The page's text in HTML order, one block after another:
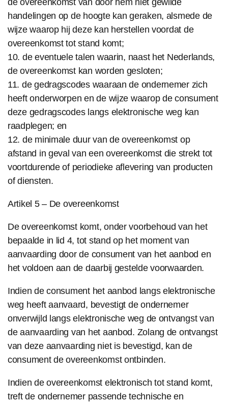
handelingen op de hoogte kan geraken, alsmede de
wijze waarop hij deze kan herstellen voordat de
overeenkomst tot stand komt;
10. de eventuele talen waarin, naast het Nederlands,
de overeenkomst kan worden gesloten;
11. de gedragscodes waaraan de ondernemer zich
heeft onderworpen en de wijze waarop de consument
deze gedragscodes langs elektronische weg kan
raadplegen; en
12. de minimale duur van de overeenkomst op
afstand in geval van een overeenkomst die strekt tot
voortdurende of periodieke aflevering van producten
of diensten.
Artikel 5 – De overeenkomst
De overeenkomst komt, onder voorbehoud van het
bepaalde in lid 4, tot stand op het moment van
aanvaarding door de consument van het aanbod en
het voldoen aan de daarbij gestelde voorwaarden.
Indien de consument het aanbod langs elektronische
weg heeft aanvaard, bevestigt de ondernemer
onverwijld langs elektronische weg de ontvangst van
de aanvaarding van het aanbod. Zolang de ontvangst
van deze aanvaarding niet is bevestigd, kan de
consument de overeenkomst ontbinden.
Indien de overeenkomst elektronisch tot stand komt,
treft de ondernemer passende technische en